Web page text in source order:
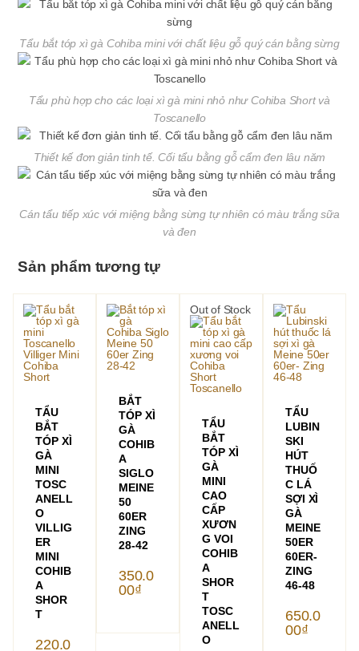
Tẩu bắt tóp xì gà Cohiba mini với chất liệu gỗ quý cán bằng sừng
Tẩu phù hợp cho các loại xì gà mini nhỏ như Cohiba Short và
Toscanello
Thiết kế đơn giản tinh tế. Cối tẩu bằng gỗ cẩm đen lâu năm
Cán tẩu tiếp xúc với miệng bằng sừng tự nhiên có màu trắng sữa
và đen
Sản phẩm tương tự
TẨU
BẮT
TÓP XÌ
GÀ
MINI
TOSC
ANELL
O
VILLIG
ER
MINI
COHIB
A
SHOR
T
220.0
BẮT
TÓP XÌ
GÀ
COHIB
A
SIGLO
MEINE
50
60ER
ZING
28-42
350.0
00₫
Out of Stock
TẨU
BẮT
TÓP XÌ
GÀ
MINI
CAO
CẤP
XƯƠN
G VOI
COHIB
A
SHOR
T
TOSC
ANELL
O
TẨU
LUBIN
SKI
HÚT
THUỐ
C LÁ
SỢI XÌ
GÀ
MEINE
50ER
60ER-
ZING
46-48
650.0
00₫